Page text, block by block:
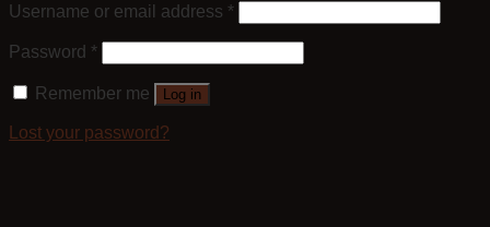
Username or email address *
Password *
Remember me Log in
Lost your password?